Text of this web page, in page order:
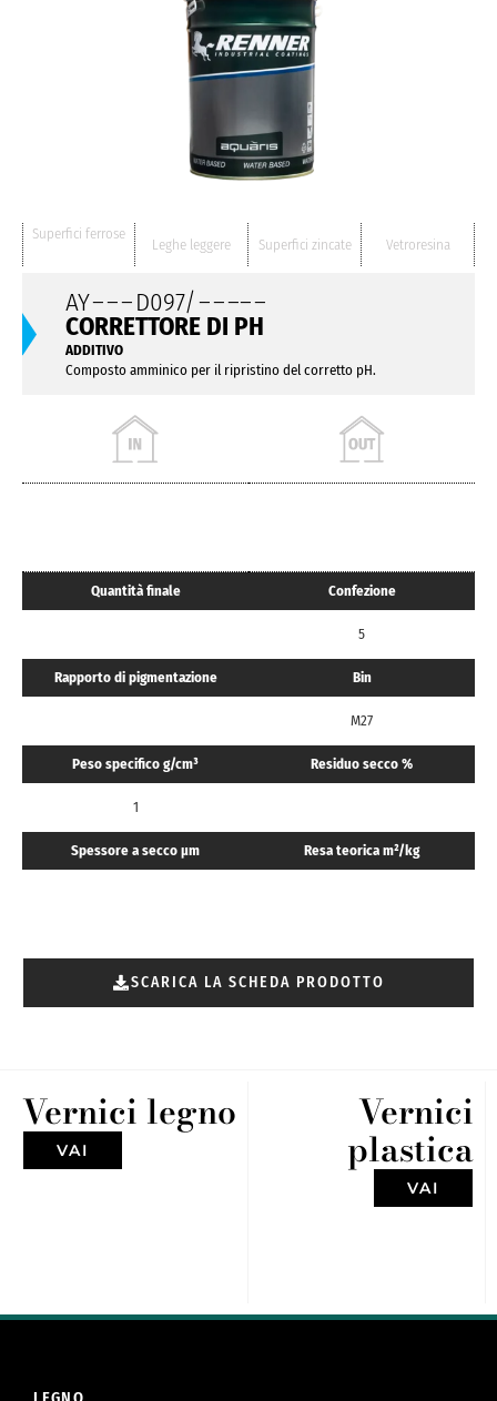
Superfici ferrose
Leghe leggere Superfici zincate Vetroresina
AY– – –D097/– – –– –
CORRETTORE DI PH
ADDITIVO
Composto amminico per il ripristino del corretto pH.
Quantità finale Confezione
5
Rapporto di pigmentazione Bin
M27
Peso specifico g/cm³
1
Residuo secco %
Spessore a secco μm Resa teorica m²/kg
SCARICA LA SCHEDA PRODOTTO
Vernici legno
VAI
Vernici
plastica
VAI